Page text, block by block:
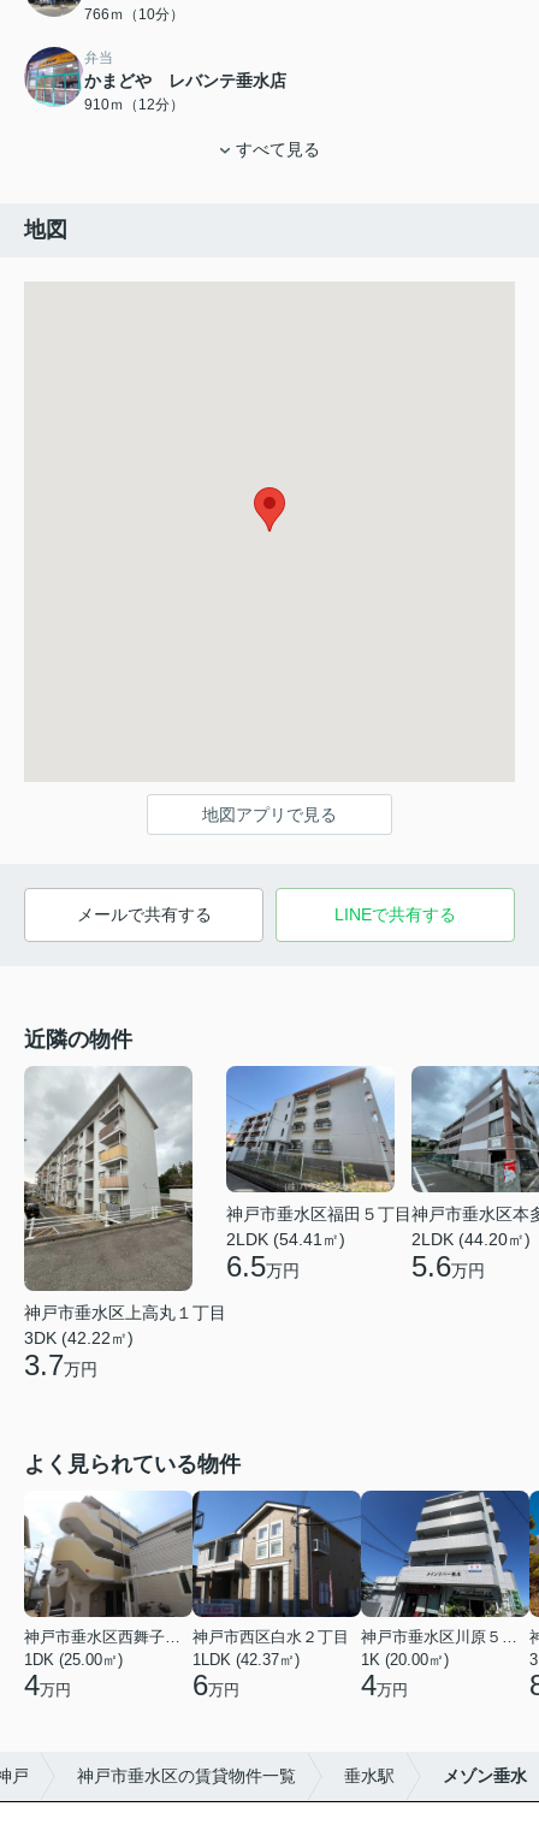
766ｍ（10分）
弁当
かまどや レバンテ垂水店
910ｍ（12分）
すべて見る
地図
地図アプリで見る
メールで共有する LINEで共有する
近隣の物件
神戸市垂水区上高丸１丁目
3DK (42.22㎡)
3.7万円
神戸市垂水区福田５丁目
2LDK (54.41㎡)
6.5万円
神戸市垂水区本
2LDK (44.20㎡)
5.6万円
よく見られている物件
1DK (25.00㎡)
4万円
神戸市西区白水２丁目
1LDK (42.37㎡)
6万円
1K (20.00㎡)
4万円
戸 神戸市垂水区の賃貸物件一覧 垂水駅 メゾン垂水